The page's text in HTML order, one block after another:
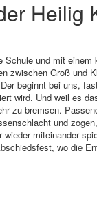
Heilig
Schule und mit einem
zwischen Groß und
beginnt bei uns,
wird. Und weil es
zu bremsen.
und
miteinander
wo die